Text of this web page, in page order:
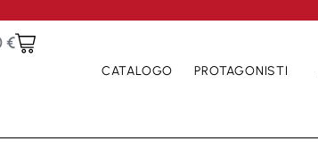
€
CATALOGO PROTAGONISTI